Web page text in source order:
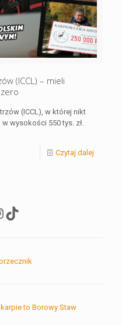
(ICCL) – mieli
(ICCL), w której nikt
wysokości 550 tys. zł.
Czytaj dalej
TikTok